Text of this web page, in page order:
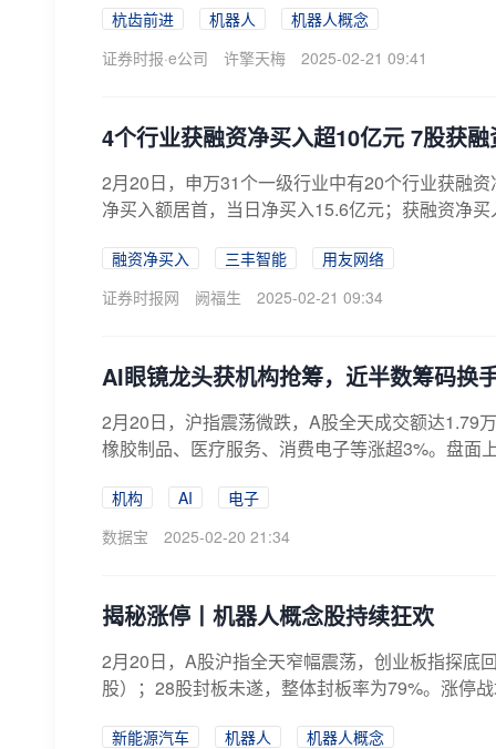
杭齿前进 机器人
机器人概念
证券时报·e公司
许擎天梅 2025-02-21 09:41
4个行业获融资净买入超10亿元 7股获
2月20日，申万31个一级行业中有20个行业获融
净买入额居首，当日净买入15.6亿元；获融资净
融资净买入 三丰智能
用友网络
证券时报网
阙福生 2025-02-21 09:34
AI眼镜龙头获机构抢筹，近半数筹码换
2月20日，沪指震荡微跌，A股全天成交额达1.79
橡胶制品、医疗服务、消费电子等涨超3%。盘面
机构 AI
电子
数据宝
2025-02-20 21:34
揭秘涨停丨机器人概念股持续狂欢
2月20日，A股沪指全天窄幅震荡，创业板指探底
股）；28股封板未遂，整体封板率为79%。涨停
新能源汽车 机器人
机器人概念